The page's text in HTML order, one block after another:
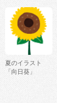
夏のイラスト
「向日葵」